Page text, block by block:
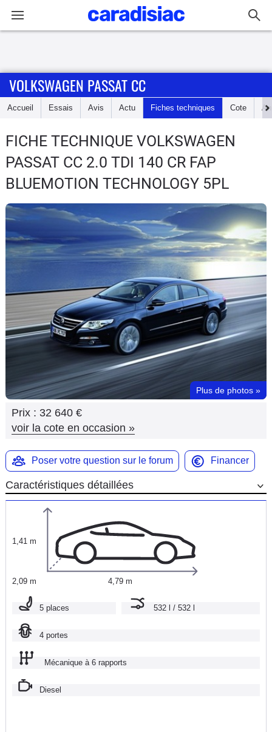
Accueil
Essais
Guide
d'achat
Electriques
Utilitaires
Flottes
Auto
Services
Moto
Marques
VOLKSWAGEN PASSAT CC
Accueil Essais Avis Actu Fiches techniques Cote
FICHE TECHNIQUE VOLKSWAGEN
PASSAT CC 2.0 TDI 140 CR FAP
BLUEMOTION TECHNOLOGY 5PL
Plus de photos »
Prix : 32 640 €
voir la cote en occasion »
Poser votre question sur le forum Financer
Caractéristiques détaillées
1,41 m
2,09 m 4,79 m
5 places 532 l / 532 l
4 portes
Mécanique à 6 rapports
Diesel